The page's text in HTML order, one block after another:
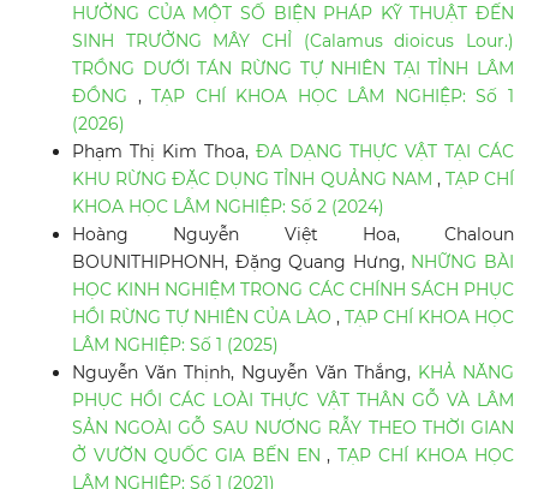
HƯỞNG CỦA MỘT SỐ BIỆN PHÁP KỸ THUẬT ĐẾN
SINH TRƯỞNG MÂY CHỈ (Calamus dioicus Lour.)
TRỒNG DƯỚI TÁN RỪNG TỰ NHIÊN TẠI TỈNH LÂM
ĐỒNG ,TẠP CHÍ KHOA HỌC LÂM NGHIỆP: Số 1
(2026)
Phạm Thị Kim Thoa, ĐA DẠNG THỰC VẬT TẠI CÁC
KHU RỪNG ĐẶC DỤNG TỈNH QUẢNG NAM , TẠP CHÍ
KHOA HỌC LÂM NGHIỆP: Số 2 (2024)
Hoàng Nguyễn Việt Hoa, Chaloun
BOUNITHIPHONH, Đặng Quang Hưng, NHỮNG BÀI
HỌC KINH NGHIỆM TRONG CÁC CHÍNH SÁCH PHỤC
HỒI RỪNG TỰ NHIÊN CỦA LÀO,TẠP CHÍ KHOA HỌC
LÂM NGHIỆP: Số 1 (2025)
Nguyễn Văn Thịnh, Nguyễn Văn Thắng, KHẢ NĂNG
PHỤC HỒI CÁC LOÀI THỰC VẬT THÂN GỖ VÀ LÂM
SẢN NGOÀI GỖ SAU NƯƠNG RẪY THEO THỜI GIAN
Ở VƯỜN QUỐC GIA BẾN EN,TẠP CHÍ KHOA HỌC
LÂM NGHIỆP: Số 1 (2021)